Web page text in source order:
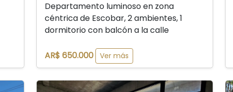
Departamento luminoso en zona
céntrica de Escobar, 2 ambientes, 1
dormitorio con balcón a la calle
AR$ 650.000 Ver más